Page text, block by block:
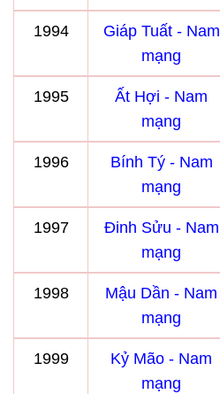
1994
Giáp Tuất - Nam
mạng
1995
Ất Hợi - Nam
mạng
1996
Bính Tý - Nam
mạng
1997
Đinh Sửu - Nam
mạng
1998
Mậu Dần - Nam
mạng
1999
Kỷ Mão - Nam
mạng